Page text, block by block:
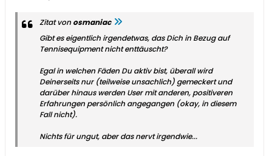
Zitat von osmaniac
Gibt es eigentlich irgendetwas, das Dich in Bezug auf
Tennisequipment nicht enttäuscht?
Egal in welchen Fäden Du aktiv bist, überall wird
Deinerseits nur (teilweise unsachlich) gemeckert und
darüber hinaus werden User mit anderen, positiveren
Erfahrungen persönlich angegangen (okay, in diesem
Fall nicht).
Nichts für ungut, aber das nervt irgendwie...